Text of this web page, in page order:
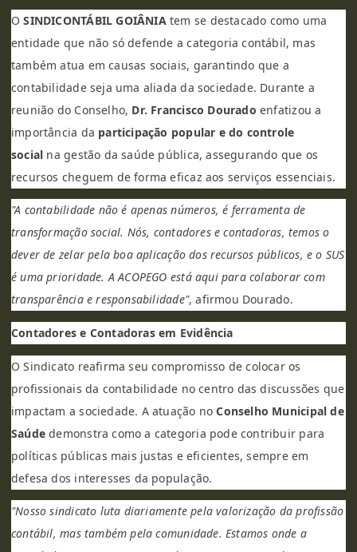
OSINDICONTÁBIL GOIÂNIAtem se destacado como uma
entidade que não só defende a categoria contábil, mas
também atua em causas sociais, garantindo que a
contabilidade seja uma aliada da sociedade. Durante a
reunião do Conselho, Dr. Francisco Dourado enfatizou a
importância da participação popular e do controle
social na gestão da saúde pública, assegurando que os
recursos cheguem de forma eficaz aos serviços essenciais.
"A contabilidade não é apenas números, é ferramenta de
transformação social. Nós, contadores e contadoras, temos o
dever de zelar pela boa aplicação dos recursos públicos, e o SUS
é uma prioridade. A ACOPEGO está aqui para colaborar com
transparência e responsabilidade", afirmou Dourado.
Contadores e Contadoras em Evidência
O Sindicato reafirma seu compromisso de colocar os
profissionais da contabilidade no centro das discussões que
impactam a sociedade. A atuação noConselho Municipal de
Saúde demonstra como a categoria pode contribuir para
políticas públicas mais justas e eficientes, sempre em
defesa dos interesses da população.
"Nosso sindicato luta diariamente pela valorização da profissão
contábil, mas também pela comunidade. Estamos onde a